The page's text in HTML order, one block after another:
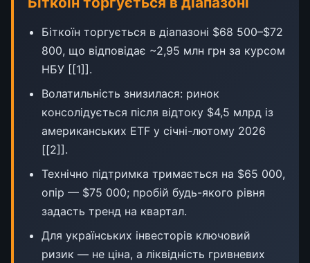
Біткоїн торгується в діапазоні $68 500–$72
800, що відповідає ~2,95 млн грн за курсом
НБУ [[1]].
Волатильність знизилася: ринок
консолідується після відтоку $4,5 млрд із
американських ETF у січні-лютому 2026
[[2]].
Технічно підтримка тримається на $65 000,
опір — $75 000; пробій будь-якого рівня
задасть тренд на квартал.
Для українських інвесторів ключовий
ризик — не ціна, а ліквідність гривневих